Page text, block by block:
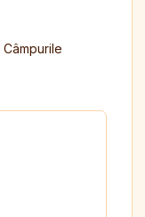
Câmpurile